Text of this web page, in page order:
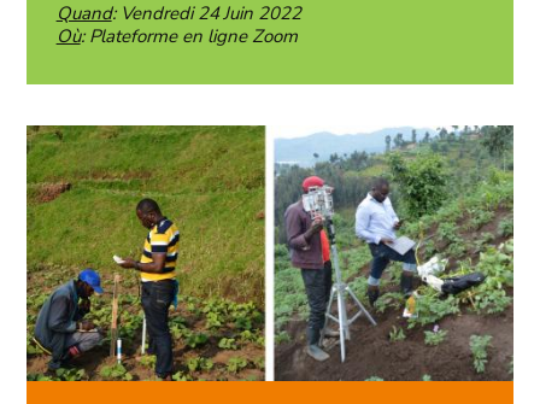
Quand: Vendredi 24Juin 2022
Où: Plateforme en ligne Zoom